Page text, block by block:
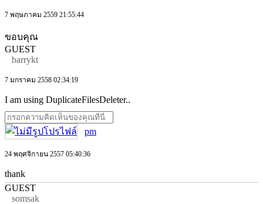
7 พฤษภาคม 2559 21:55:44
ขอบคุณ
GUEST
barrykt
7 มกราคม 2558 02:34:19
I am using DuplicateFilesDeleter..
pm
24 พฤศจิกายน 2557 05:40:36
thank
GUEST
somsak